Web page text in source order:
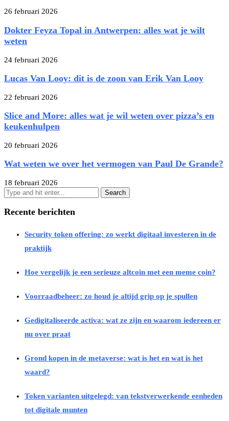
26 februari 2026
Dokter Feyza Topal in Antwerpen: alles wat je wilt
weten
24 februari 2026
Lucas Van Looy: dit is de zoon van Erik Van Looy
22 februari 2026
Slice and More: alles wat je wil weten over pizza’s en
keukenhulpen
20 februari 2026
Wat weten we over het vermogen van Paul De Grande?
18 februari 2026
Recente berichten
Security token offering: zo werkt digitaal investeren in de
praktijk
Hoe vergelijk je een serieuze altcoin met een meme coin?
Voorraadbeheer: zo houd je altijd grip op je spullen
Gedigitaliseerde activa: wat ze zijn en waarom iedereen er
nu over praat
Grond kopen in de metaverse: wat is het en wat is het
waard?
Token varianten uitgelegd: van tekstverwerkende eenheden
tot digitale munten